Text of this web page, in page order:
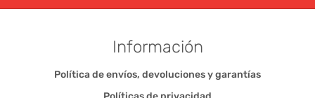
Información
Política de envíos, devoluciones y garantías